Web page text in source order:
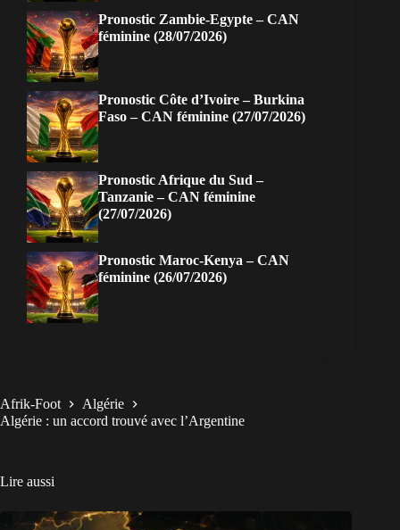
Pronostic Zambie-Egypte – CAN
féminine (28/07/2026)
Pronostic Côte d’Ivoire – Burkina
Faso – CAN féminine (27/07/2026)
Pronostic Afrique du Sud –
Tanzanie – CAN féminine
(27/07/2026)
Pronostic Maroc-Kenya – CAN
féminine (26/07/2026)
Afrik-Foot
Algérie
Algérie : un accord trouvé avec l’Argentine
Lire aussi